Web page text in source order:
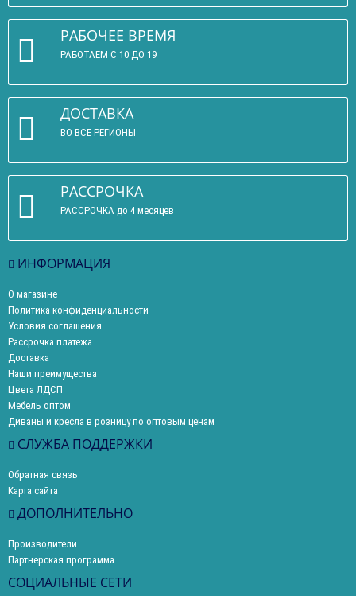
РАБОЧЕЕ ВРЕМЯ
РАБОТАЕМ С 10 ДО 19
ДОСТАВКА
ВО ВСЕ РЕГИОНЫ
РАССРОЧКА
РАССРОЧКА до 4 месяцев
ИНФОРМАЦИЯ
О магазине
Политика конфиденциальности
Условия соглашения
Рассрочка платежа
Доставка
Наши преимущества
Цвета ЛДСП
Мебель оптом
Диваны и кресла в розницу по оптовым ценам
СЛУЖБА ПОДДЕРЖКИ
Обратная связь
Карта сайта
ДОПОЛНИТЕЛЬНО
Производители
Партнерская программа
СОЦИАЛЬНЫЕ СЕТИ